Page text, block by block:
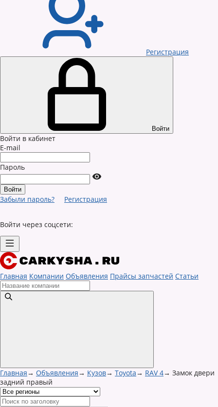
Регистрация
Войти
Войти в кабинет
E-mail
Пароль
Забыли пароль? Регистрация
Войти через соцсети:
Главная Компании Объявления Прайсы запчастей Статьи
Главная→ Объявления→ Кузов→ Toyota→ RAV 4→ Замок двери
задний правый